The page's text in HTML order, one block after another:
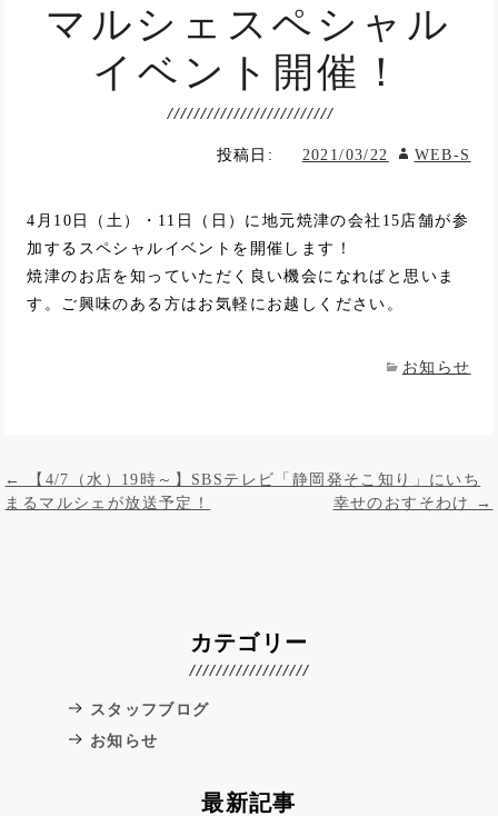
マルシェスペシャル
イベント開催！
投稿日: 2021/03/22 WEB-S
4月10日（土）・11日（日）に地元焼津の会社15店舗が参
加するスペシャルイベントを開催します！
焼津のお店を知っていただく良い機会になればと思いま
す。ご興味のある方はお気軽にお越しください。
お知らせ
投稿ナビゲーション
←
【4/7（水）19時～】SBSテレビ「静岡発そこ知り」にいち
まるマルシェが放送予定！
幸せのおすそわけ →
カテゴリー
スタッフブログ
お知らせ
最新記事